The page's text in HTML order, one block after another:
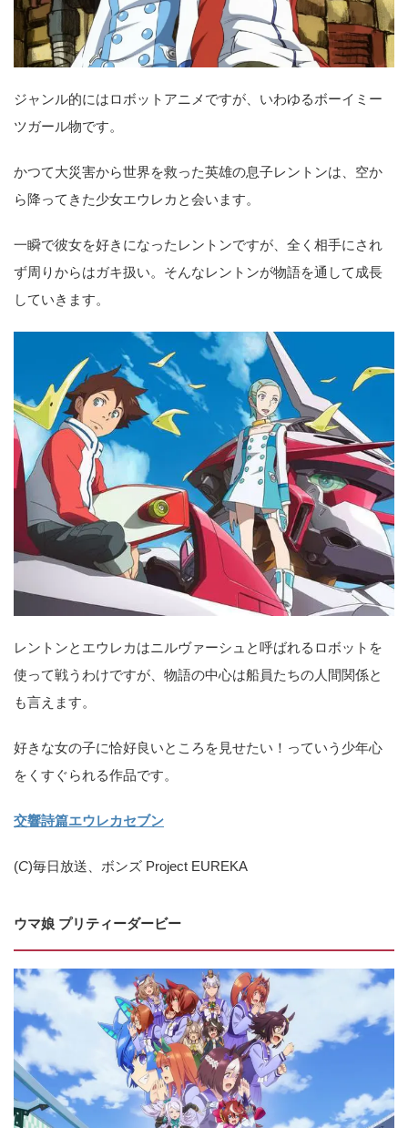
ジャンル的にはロボットアニメですが、いわゆるボーイミー
ツガール物です。
かつて大災害から世界を救った英雄の息子レントンは、空か
ら降ってきた少女エウレカと会います。
一瞬で彼女を好きになったレントンですが、全く相手にされ
ず周りからはガキ扱い。そんなレントンが物語を通して成長
していきます。
レントンとエウレカはニルヴァーシュと呼ばれるロボットを
使って戦うわけですが、物語の中心は船員たちの人間関係と
も言えます。
好きな女の子に恰好良いところを見せたい！っていう少年心
をくすぐられる作品です。
交響詩篇エウレカセブン
(C)毎日放送、ボンズ Project EUREKA
ウマ娘 プリティーダービー